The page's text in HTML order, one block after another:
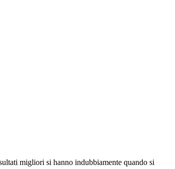
migliori si hanno indubbiamente quando si